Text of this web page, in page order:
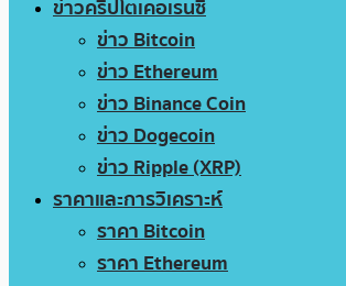
ข่าวคริปโตเคอเรนซี่
ข่าว Bitcoin
ข่าว Ethereum
ข่าว Binance Coin
ข่าว Dogecoin
ข่าว Ripple (XRP)
ราคาและการวิเคราะห์
ราคา Bitcoin
ราคา Ethereum